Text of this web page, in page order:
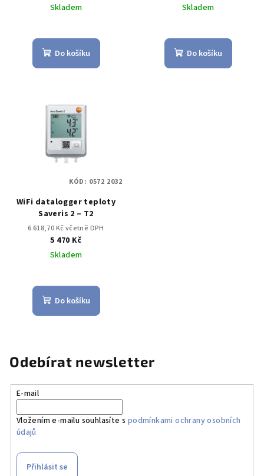
Skladem
Do košíku
Skladem
Do košíku
WiFi datalogger teploty
Saveris 2 – T2
6 618,70 Kč včetně DPH
5 470 Kč
Skladem
Do košíku
KÓD: 0572 2032
Odebírat newsletter
E-mail
Vložením e-mailu souhlasíte s podmínkami ochrany osobních
údajů
Přihlásit se